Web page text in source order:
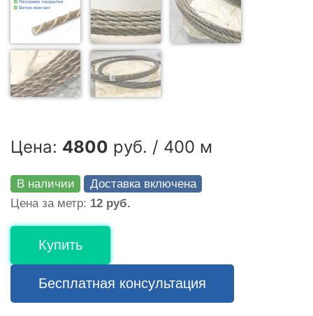
Цена: 4800 руб. / 400 м
В наличии
Доставка включена
Цена за метр: 12 руб.
Купить
Бесплатная консультация